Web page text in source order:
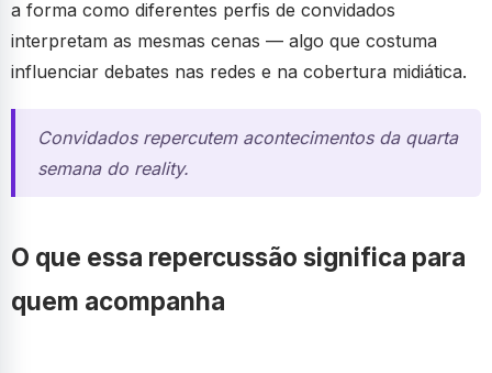
a forma como diferentes perfis de convidados
interpretam as mesmas cenas — algo que costuma
influenciar debates nas redes e na cobertura midiática.
Convidados repercutem acontecimentos da quarta
semana do reality.
O que essa repercussão significa para
quem acompanha